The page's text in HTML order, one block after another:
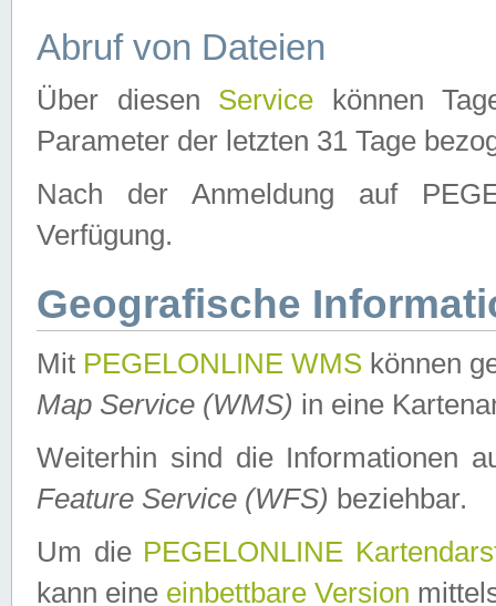
Abruf von Dateien
Über diesen Service können
Parameter der letzten 31 Tage
Nach der Anmeldung auf
Verfügung.
Geografische
Mit PEGELONLINE WMS können
Map Service (WMS) in eine
Weiterhin sind die Informationen
Feature Service (WFS) beziehbar.
Um die PEGELONLINE
kann eine einbettbare Version